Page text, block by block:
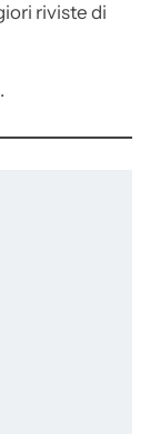
riviste di